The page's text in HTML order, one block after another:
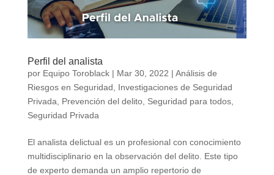
Perfil del analista
por Equipo Toroblack| Mar 30, 2022 | Análisis de
Riesgos en Seguridad
Investigaciones de Seguridad
Privada
Prevención del delito, Seguridad para todos,
Seguridad Privada
El analista delictual es un profesional con conocimiento
multidisciplinario en la observación del delito. Este tipo
de experto demanda un amplio repertorio de